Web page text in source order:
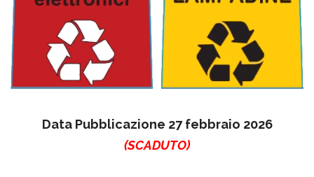
Data Pubblicazione 27 febbraio 2026
(SCADUTO)